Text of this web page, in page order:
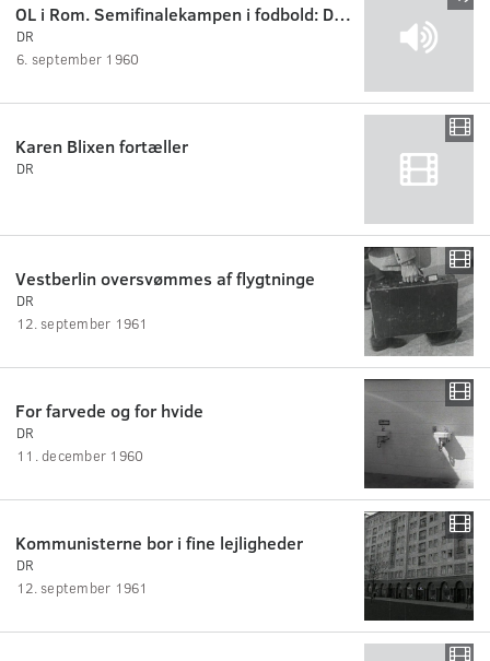
OL i Rom. Semifinalekampen i fodbold: Danmark - Ungarn
DR
6. september 1960
Karen Blixen fortæller
DR
Vestberlin oversvømmes af flygtninge
DR
12. september 1961
For farvede og for hvide
DR
11. december 1960
Kommunisterne bor i fine lejligheder
DR
12. september 1961